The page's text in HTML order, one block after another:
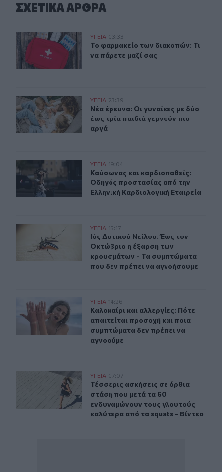
ΣΧΕΤΙΚA AΡΘΡΑ
Το φαρμακείο των διακοπών: Τι να πάρετε μαζί σας
ΥΓΕΙΑ 03:33
Το φαρμακείο των διακοπών: Τι να
Το φαρμακείο των διακοπών: Τι
να πάρετε μαζί σας
Νέα έρευνα: Οι γυναίκες με δύο έως τρία παιδιά
ΥΓΕΙΑ 23:39
Νέα έρευνα: Οι γυναίκες με δύο
Νέα έρευνα: Οι γυναίκες με δύο
έως τρία παιδιά γερνούν πιο
αργά
Καύσωνας και καρδιοπαθείς: Οδηγός προστασίας από
ΥΓΕΙΑ 19:04
Καύσωνας και καρδιοπαθείς:
Καύσωνας και καρδιοπαθείς:
Οδηγός προστασίας από την
Ελληνική Καρδιολογική Εταιρεία
Ιός Δυτικού Νείλου: Έως τον Οκτώβριο η έξαρση των
ΥΓΕΙΑ 15:17
Ιός Δυτικού Νείλου: Έως τον
Ιός Δυτικού Νείλου: Έως τον
Οκτώβριο η έξαρση των
κρουσμάτων - Τα συμπτώματα
που δεν πρέπει να αγνοήσουμε
Καλοκαίρι και αλλεργίες: Πότε απαιτείται προσοχή
ΥΓΕΙΑ 14:26
Καλοκαίρι και αλλεργίες: Πότε
Καλοκαίρι και αλλεργίες: Πότε
απαιτείται προσοχή και ποια
συμπτώματα δεν πρέπει να
αγνοούμε
Τέσσερις ασκήσεις σε όρθια στάση που μετά τα 60
ΥΓΕΙΑ 07:07
Τέσσερις ασκήσεις σε όρθια
Τέσσερις ασκήσεις σε όρθια
στάση που μετά τα 60
ενδυναμώνουν τους γλουτούς
καλύτερα από τα squats - Βίντεο